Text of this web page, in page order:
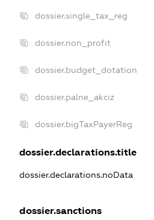
dossier.single_tax_reg
dossier.non_profit
dossier.budget_dotation
dossier.palne_akciz
dossier.bigTaxPayerReg
dossier.declarations.title
dossier.declarations.noData
dossier.sanctions